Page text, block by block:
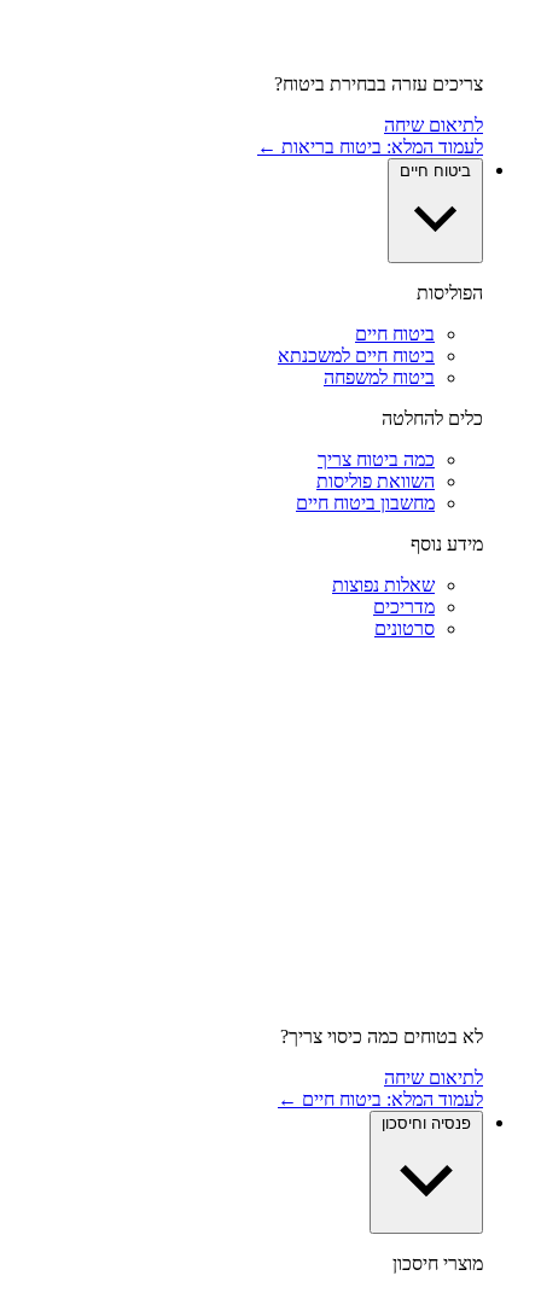
צריכים עזרה בבחירת ביטוח?
לתיאום שיחה
לעמוד המלא: ביטוח בריאות ←
ביטוח חיים
הפוליסות
ביטוח חיים
ביטוח חיים למשכנתא
ביטוח למשפחה
כלים להחלטה
כמה ביטוח צריך
השוואת פוליסות
מחשבון ביטוח חיים
מידע נוסף
שאלות נפוצות
מדריכים
סרטונים
לא בטוחים כמה כיסוי צריך?
לתיאום שיחה
לעמוד המלא: ביטוח חיים ←
פנסיה וחיסכון
מוצרי חיסכון